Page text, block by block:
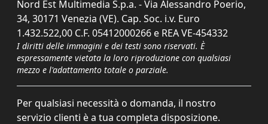
Nord Est Multimedia S.p.a. - Via Alessandro Poerio,
34, 30171 Venezia (VE). Cap. Soc. i.v. Euro
1.432.522,00 C.F. 05412000266 e REA VE-454332
I diritti delle immagini e dei testi sono riservati. È
espressamente vietata la loro riproduzione con qualsiasi
mezzo e l'adattamento totale o parziale.
Per qualsiasi necessità o domanda, il nostro
servizio clienti è a tua completa disposizione.